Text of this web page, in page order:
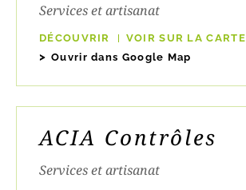
Services et artisanat
DÉCOUVRIR
VOIR SUR LA CARTE
Ouvrir dans Google Map
ACIA Contrôles
Services et artisanat